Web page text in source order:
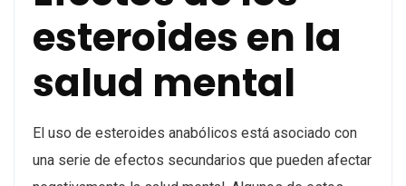
esteroides en la
salud mental
El uso de esteroides anabólicos está asociado con
una serie de efectos secundarios que pueden afectar